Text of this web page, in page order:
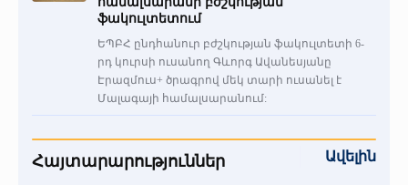
ֆակուլտետում
ԵՊԲՀ ընդհանուր բժշկության ֆակուլտետի 6-
րդ կուրսի ուսանող Գևորգ Ավանեսյանը
Էրազմուս+ ծրագրով մեկ տարի ուսանել է
Մալագայի համալսարանում:
Հայտարարություններ Ավելին